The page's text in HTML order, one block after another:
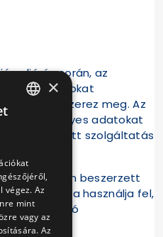
eljárás során, az
egyéb adatokat
és nem szerez meg. Az
személyes adatokat
a választott szolgáltatás
eljárásban beszerzett
célra használja fel,
származó
×
végez. Az
mint
vagy az
Az